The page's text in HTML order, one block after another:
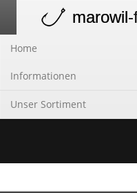
navigation
marowil
Home
Informationen
Unser Sortiment